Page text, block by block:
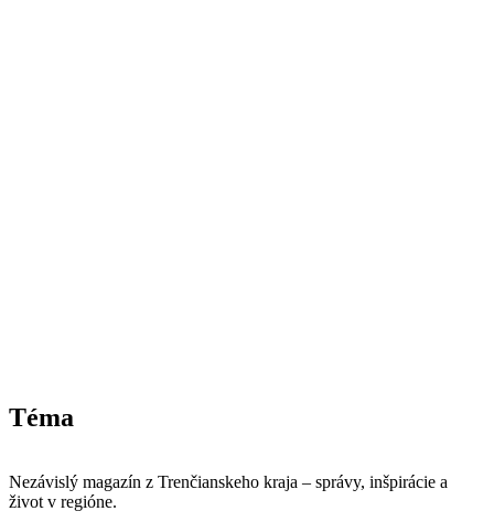
Téma
Nezávislý magazín z Trenčianskeho kraja – správy, inšpirácie a
život v regióne.